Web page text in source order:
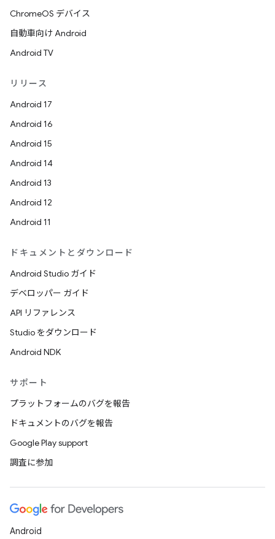
ChromeOS デバイス
自動車向け Android
Android TV
リリース
Android 17
Android 16
Android 15
Android 14
Android 13
Android 12
Android 11
ドキュメントとダウンロード
Android Studio ガイド
デベロッパー ガイド
API リファレンス
Studio をダウンロード
Android NDK
サポート
プラットフォームのバグを報告
ドキュメントのバグを報告
Google Play support
調査に参加
Android